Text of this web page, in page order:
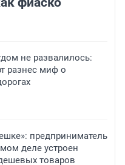
не развалилось:
разнес миф о
предприниматель
деле устроен
товаров